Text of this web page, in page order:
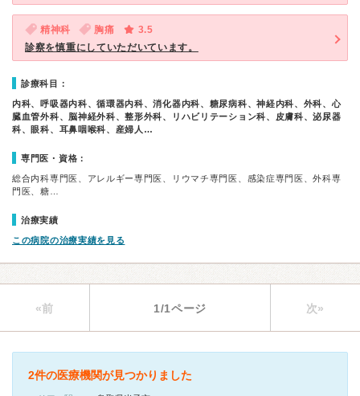
精神科 胸痛
3.5
診察を慎重にしていただいています。
診療科目：
内科、呼吸器内科、循環器内科、消化器内科、糖尿病科、神経内科、外科、心
臓血管外科、脳神経外科、整形外科、リハビリテーション科、皮膚科、泌尿器
科、眼科、耳鼻咽喉科、産婦人…
専門医・資格：
総合内科専門医、アレルギー専門医、リウマチ専門医、感染症専門医、外科専
門医、糖…
治療実績
この病院の治療実績を見る
«前 1/1ページ 次»
2件の医療機関が見つかりました